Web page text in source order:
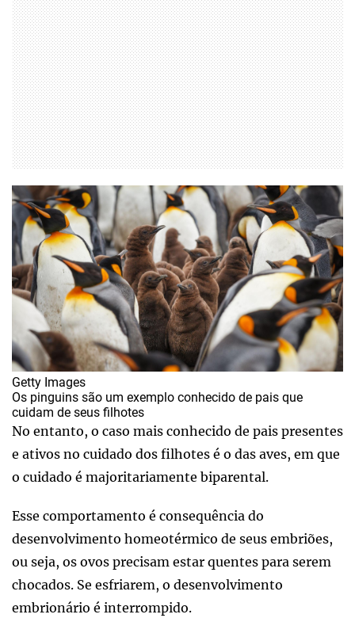
Getty Images
Os pinguins são um exemplo conhecido de pais que
cuidam de seus filhotes
No entanto, o caso mais conhecido de pais presentes
e ativos no cuidado dos filhotes é o das aves, em que
o cuidado é majoritariamente biparental.
Esse comportamento é consequência do
desenvolvimento homeotérmico de seus embriões,
ou seja, os ovos precisam estar quentes para serem
chocados. Se esfriarem, o desenvolvimento
embrionário é interrompido.